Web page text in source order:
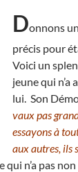
Donnons
précis pour
Voici un
jeune qui n’a
lui. Son
vaux pas
essayons à
aux autres, ils
n’a pas